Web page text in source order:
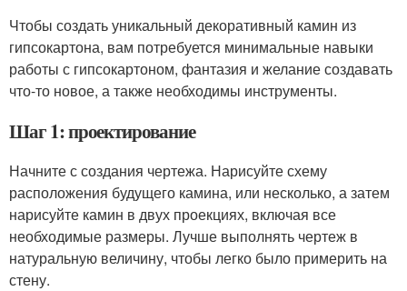
Чтобы создать уникальный декоративный камин из
гипсокартона, вам потребуется минимальные навыки
работы с гипсокартоном, фантазия и желание создавать
что-то новое, а также необходимы инструменты.
Шаг 1: проектирование
Начните с создания чертежа. Нарисуйте схему
расположения будущего камина, или несколько, а затем
нарисуйте камин в двух проекциях, включая все
необходимые размеры. Лучше выполнять чертеж в
натуральную величину, чтобы легко было примерить на
стену.